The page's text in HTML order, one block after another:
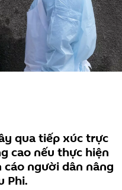
qua tiếp xúc trực
cao nếu thực hiện
người dân nâng
Phi.